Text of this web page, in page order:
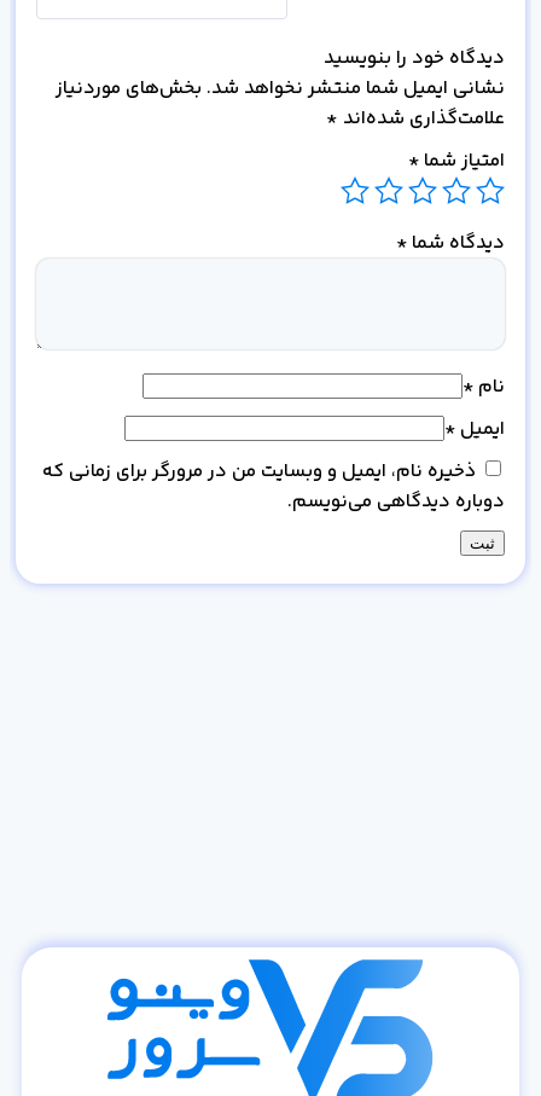
دیدگاه خود را بنویسید
نشانی ایمیل شما منتشر نخواهد شد. بخش‌های موردنیاز
علامت‌گذاری شده‌اند *
امتیاز شما *
دیدگاه شما *
نام *
ایمیل *
ذخیره نام، ایمیل و وبسایت من در مرورگر برای زمانی که
دوباره دیدگاهی می‌نویسم.